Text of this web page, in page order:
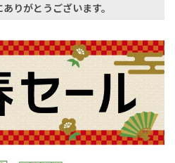
りがとうございます。